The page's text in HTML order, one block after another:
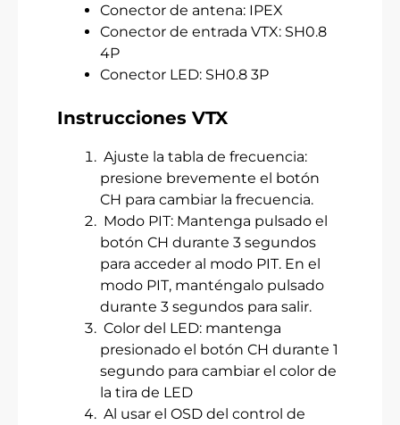
Conector de antena: IPEX
Conector de entrada VTX: SH0.8
4P
Conector LED: SH0.8 3P
Instrucciones VTX
Ajuste la tabla de frecuencia:
presione brevemente el botón
CH para cambiar la frecuencia.
Modo PIT: Mantenga pulsado el
botón CH durante 3 segundos
para acceder al modo PIT. En el
modo PIT, manténgalo pulsado
durante 3 segundos para salir.
Color del LED: mantenga
presionado el botón CH durante 1
segundo para cambiar el color de
la tira de LED
Al usar el OSD del control de